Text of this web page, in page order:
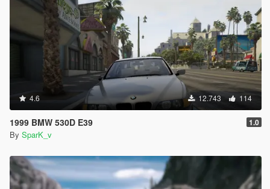
4.6 12.743 114
1999 BMW 530D E39 1.0
By SparK_v